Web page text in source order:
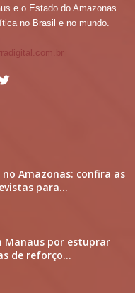
e o Estado do Amazonas.
no Brasil e no mundo.
no Amazonas: confira as
para...
Manaus por estuprar
de reforço...